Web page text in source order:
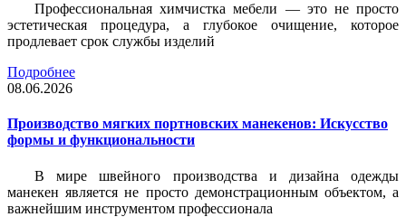
Профессиональная химчистка мебели — это не просто
эстетическая процедура, а глубокое очищение, которое
продлевает срок службы изделий
Подробнее
08.06.2026
Производство мягких портновских манекенов: Искусство
формы и функциональности
В мире швейного производства и дизайна одежды
манекен является не просто демонстрационным объектом, а
важнейшим инструментом профессионала